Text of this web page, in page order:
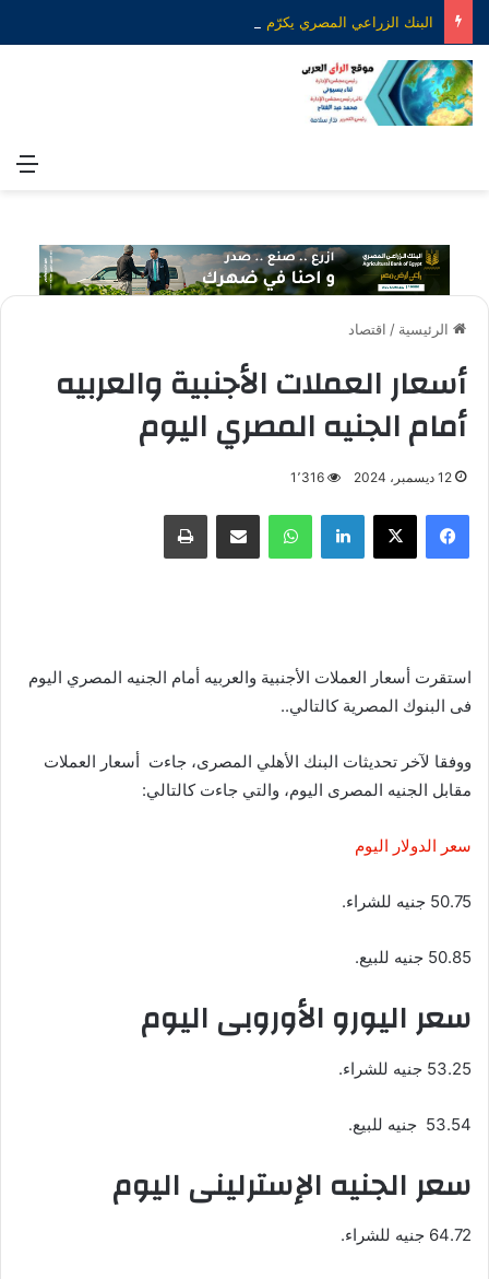
الرئيسية / اقتصاد
أسعار العملات الأجنبية والعربيه
أمام الجنيه المصري اليوم
12 ديسمبر، 2024 1٬316
فيسبوك X لينكدإن واتساب مشاركة عبر البريد طباعة
استقرت أسعار العملات الأجنبية والعربيه أمام الجنيه المصري اليوم
فى البنوك المصرية كالتالي..
ووفقا لآخر تحديثات البنك الأهلي المصرى، جاءت أسعار العملات
مقابل الجنيه المصرى اليوم، والتي جاءت كالتالي:
سعر الدولار اليوم
50.75 جنيه للشراء.
50.85 جنيه للبيع.
سعر اليورو الأوروبى اليوم
53.25 جنيه للشراء.
53.54 جنيه للبيع.
سعر الجنيه الإسترلينى اليوم
64.72 جنيه للشراء.